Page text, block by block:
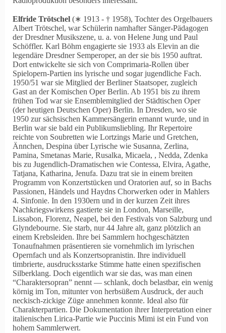
Elfride Trötschel (∗ 1913 ‑ † 1958), Tochter des Orgelbauers
Albert Trötschel, war Schülerin namhafter Sänger-Pädagogen
der Dresdner Musikszene, u. a. von Helene Jung und Paul
Schöffler. Karl Böhm engagierte sie 1933 als Elevin an die
legendäre Dresdner Semperoper, an der sie bis 1950 auftrat.
Dort entwickelte sie sich von Comprimaria-Rollen über
Spielopern-Partien ins lyrische und sogar jugendliche Fach.
1950/51 war sie Mitglied der Berliner Staatsoper, zugleich
Gast an der Komischen Oper Berlin. Ab 1951 bis zu ihrem
frühen Tod war sie Ensemblemitglied der Städtischen Oper
(der heutigen Deutschen Oper) Berlin. In Dresden, wo sie
1950 zur sächsischen Kammersängerin ernannt wurde, und in
Berlin war sie bald ein Publikumsliebling. Ihr Repertoire
reichte von Soubretten wie Lortzings Marie und Gretchen,
Ännchen, Despina über Lyrische wie Susanna, Zerlina,
Pamina, Smetanas Marie, Rusalka, Micaela, , Nedda, Zdenka
bis zu Jugendlich-Dramatischen wie Contessa, Elvira, Agathe,
Tatjana, Katharina, Jenufa. Dazu trat sie in einem breiten
Programm von Konzertstücken und Oratorien auf, so in Bachs
Passionen, Händels und Haydns Chorwerken oder in Mahlers
4. Sinfonie. In den 1930ern und in der kurzen Zeit ihres
Nachkriegswirkens gastierte sie in London, Marseille,
Lissabon, Florenz, Neapel, bei den Festivals von Salzburg und
Glyndebourne. Sie starb, nur 44 Jahre alt, ganz plötzlich an
einem Krebsleiden. Ihre bei Sammlern hochgeschätzten
Tonaufnahmen präsentieren sie vornehmlich im lyrischen
Opernfach und als Konzertsopranistin. Ihre individuell
timbrierte, ausdrucksstarke Stimme hatte einen spezifischen
Silberklang. Doch eigentlich war sie das, was man einen
Charaktersopran
nennt — schlank, doch belastbar, ein wenig
körnig im Ton, mitunter von herbsüßem Ausdruck, der auch
neckisch-zickige Züge annehmen konnte. Ideal also für
Charakterpartien. Die Dokumentation ihrer Interpretation einer
italienischen Lirica-Partie wie Puccinis Mimi ist ein Fund von
hohem Sammlerwert.